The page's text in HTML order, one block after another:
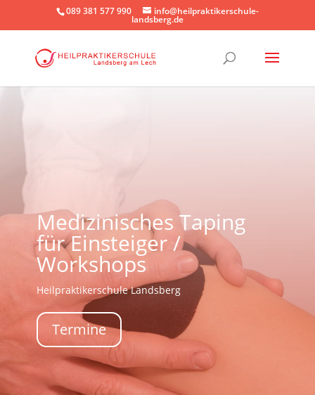
089 381 577 990 info@heilpraktikerschule-
landsberg.de
Medizinisches Taping
für Einsteiger /
Workshops
Heilpraktikerschule Landsberg
Termine